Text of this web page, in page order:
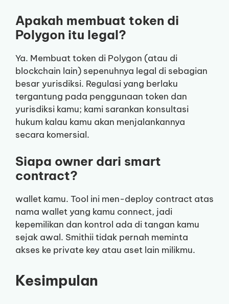
Apakah membuat token di
Polygon itu legal?
Ya. Membuat token di Polygon (atau di
blockchain lain) sepenuhnya legal di sebagian
besar yurisdiksi. Regulasi yang berlaku
tergantung pada penggunaan token dan
yurisdiksi kamu; kami sarankan konsultasi
hukum kalau kamu akan menjalankannya
secara komersial.
Siapa owner dari smart
contract?
wallet kamu. Tool ini men-deploy contract atas
nama wallet yang kamu connect, jadi
kepemilikan dan kontrol ada di tangan kamu
sejak awal. Smithii tidak pernah meminta
akses ke private key atau aset lain milikmu.
Kesimpulan